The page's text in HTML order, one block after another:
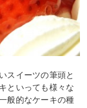
スイーツの筆頭と
といっても様々な
般的なケーキの種